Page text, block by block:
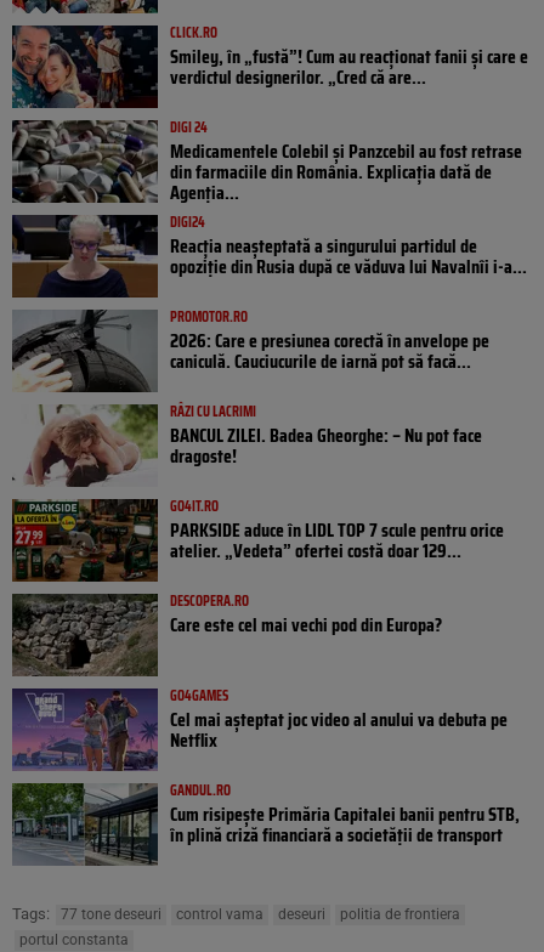
CLICK.RO
Smiley, în „fustă”! Cum au reacționat fanii și care e
verdictul designerilor. „Cred că are...
DIGI 24
Medicamentele Colebil și Panzcebil au fost retrase
din farmaciile din România. Explicația dată de
Agenția...
DIGI24
Reacția neașteptată a singurului partidul de
opoziţie din Rusia după ce văduva lui Navalnîi i-a...
PROMOTOR.RO
2026: Care e presiunea corectă în anvelope pe
caniculă. Cauciucurile de iarnă pot să facă...
RÂZI CU LACRIMI
BANCUL ZILEI. Badea Gheorghe: – Nu pot face
dragoste!
GO4IT.RO
PARKSIDE aduce în LIDL TOP 7 scule pentru orice
atelier. „Vedeta” ofertei costă doar 129...
DESCOPERA.RO
Care este cel mai vechi pod din Europa?
GO4GAMES
Cel mai așteptat joc video al anului va debuta pe
Netflix
GANDUL.RO
Cum risipește Primăria Capitalei banii pentru STB,
în plină criză financiară a societății de transport
Tags: 77 tone deseuri control vama deseuri
politia de frontiera
portul constanta